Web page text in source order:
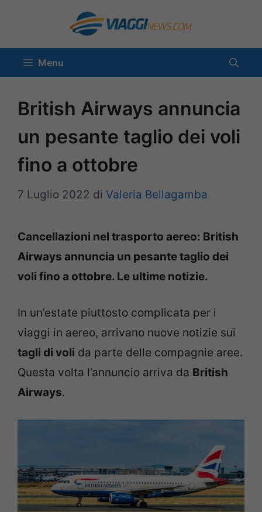
contenuto
Menu
British Airways annuncia
un pesante taglio dei voli
fino a ottobre
7 Luglio 2022 di Valeria Bellagamba
Cancellazioni nel trasporto aereo: British
Airways annuncia un pesante taglio dei
voli fino a ottobre. Le ultime notizie.
In un’estate piuttosto complicata per i
viaggi in aereo, arrivano nuove notizie sui
tagli di voli da parte delle compagnie aree.
Questa volta l’annuncio arriva da British
Airways.